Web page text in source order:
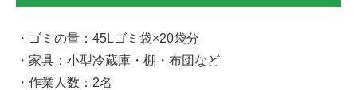
・ゴミの量：45Lゴミ袋×20袋分
・家具：小型冷蔵庫・棚・布団など
・作業人数：2名